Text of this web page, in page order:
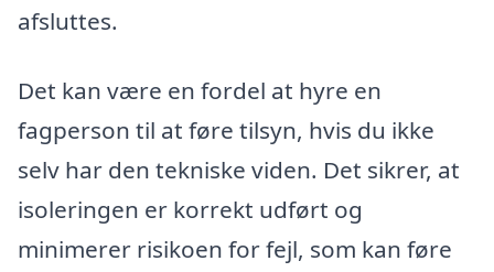
afsluttes.
Det kan være en fordel at hyre en
fagperson til at føre tilsyn, hvis du ikke
selv har den tekniske viden. Det sikrer, at
isoleringen er korrekt udført og
minimerer risikoen for fejl, som kan føre